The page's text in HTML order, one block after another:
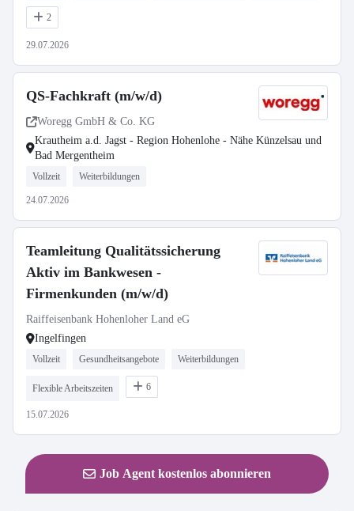
2
29.07.2026
QS-Fachkraft (m/w/d)
Woregg GmbH & Co. KG
Krautheim a.d. Jagst - Region Hohenlohe - Nähe Künzelsau und
Bad Mergentheim
Vollzeit Weiterbildungen
24.07.2026
Teamleitung Qualitätssicherung
Aktiv im Bankwesen -
Firmenkunden (m/w/d)
Raiffeisenbank Hohenloher Land eG
Ingelfingen
Vollzeit Gesundheitsangebote Weiterbildungen
Flexible Arbeitszeiten 6
15.07.2026
Job Agent kostenlos abonnieren